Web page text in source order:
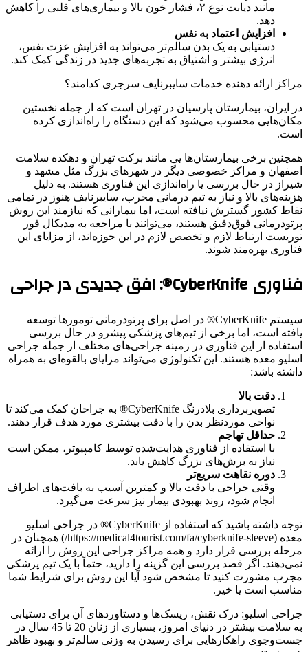
مانند دیابت نوع ۲، فشار خون بالا و بیماری‌های قلبی را کاهش
دهد.
افزایش اعتماد به نفس
دستیابی به یک بدن سالم‌تر می‌تواند به افزایش عزت نفس،
انرژی بیشتر و اشتیاق به تجربه‌های جدید در زندگی کمک کند.
مراکز ارائه دهنده خدمات سایبرنایف سرجری کدامند؟
در ایران، بیمارستان پارسیان در تهران است که از جمله نخستین
مکان‌هایی محسوب می‌شود که این دستگاه را راه‌اندازی کرده
است.
همچنین برخی بیمارستان‌ها یی مانند برکت تهران و دهکده سلامت
اصفهان و مراکز خصوصی دیگر در شهرهای بزرگ مثل مشهد و
شیراز در حال بررسی یا راه‌اندازی این فناوری هستند. به دلیل
هزینه‌های بالا و نیاز به تیم درمانی مجرب، سایبرنایف هنوز در تمامی
نقاط کشور گسترش نیافته است، اما بیمارانی که نیازمند این روش
پرتودرمانی فوق‌دقیق هستند، می‌توانند با مراجعه به مدیکال فور
توریست ارتباط لازم و تخصص لازم در این حوزه‌اند، از مزایای این
فناوری بهره‌مند شوند.
فناوری CyberKnife®: افق جدیدی در جراحی
سیستم CyberKnife® در اصل برای پرتودرمانی تومورها توسعه
یافته است، اما برخی از تیم‌های پزشکی پیشرو در حال بررسی
استفاده از این فناوری در زمینه جراحی‌های مختلف از جمله جراحی
اسلیو معده هستند. این تکنولوژی می‌تواند مزایای بالقوه‌ای به همراه
داشته باشد:
دقت بالا
تصویربرداری بلادرنگ CyberKnife® به جراحان کمک می‌کند تا
نواحی موردنظر بدن را با دقت بیشتری مورد هدف قرار دهند.
حداقل تهاجم
با استفاده از فناوری هدایت‌شده توسط کامپیوتر، ممکن است
نیاز به برش‌های بزرگ کاهش یابد.
دوره نقاهت سریع‌تر
وقتی جراحی با دقت بالا و کمترین آسیب به بافت‌های اطراف
انجام شود، روند بهبودی بیمار نیز سرعت می‌گیرد.
توجه داشته باشید که استفاده از CyberKnife® در جراحی اسلیو
معده (https://medical4tourist.com/fa/cyberknife-sleeve/) همچنان در
مرحله بررسی قرار دارد و همه مراکز جراحی این روش را ارائه
نمی‌دهند. اگر قصد بررسی این گزینه را دارید، حتماً با یک تیم پزشکی
مجرب مشورت کنید تا مشخص شود آیا این روش برای شرایط شما
مناسب است یا خیر.
جراحی اسلیو: درک نقش، ریسک‌ها و دستاوردهای آن برای دستیابی
به سلامت بیشتر در دنیای امروز، بسیاری از زنان 20 تا 45 سال در
جست‌وجوی راهکارهایی برای رسیدن به وزنی سالم‌تر و بهبود ظاهر